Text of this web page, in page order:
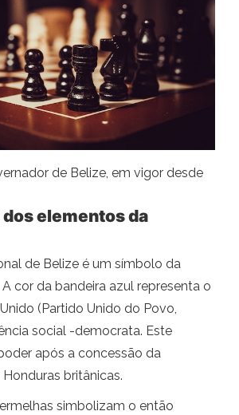
de Belize, em vigor desde
elementos da
de Belize é um símbolo da
cor da bandeira azul representa o
(Partido Unido do Povo,
social -democrata. Este
após a concessão da
britânicas.
simbolizam o então